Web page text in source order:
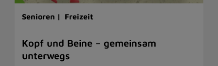
Senioren | Freizeit
Kopf und Beine – gemeinsam
unterwegs